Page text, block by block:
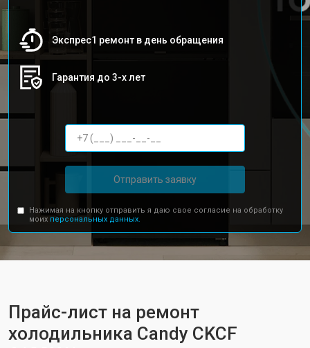
Экспрес1 ремонт в день обращения
Гарантия до 3-х лет
Отправить заявку
Нажимая на кнопку отправить я даю свое согласие на обработку
моих персональных данных.
Прайс-лист на ремонт
холодильника Candy CKCF